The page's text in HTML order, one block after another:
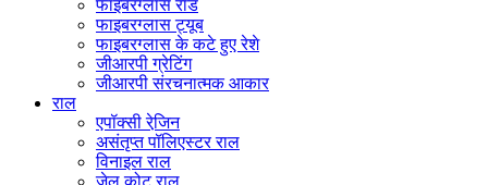
फाइबरग्लास रॉड
फाइबरग्लास ट्यूब
फाइबरग्लास के कटे हुए रेशे
जीआरपी ग्रेटिंग
जीआरपी संरचनात्मक आकार
राल
एपॉक्सी रेजि़न
असंतृप्त पॉलिएस्टर राल
विनाइल राल
जेल कोट राल